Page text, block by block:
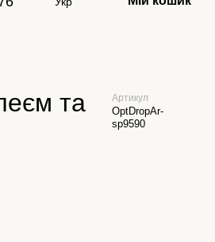
та
Артикул
OptDropAr-
sp9590